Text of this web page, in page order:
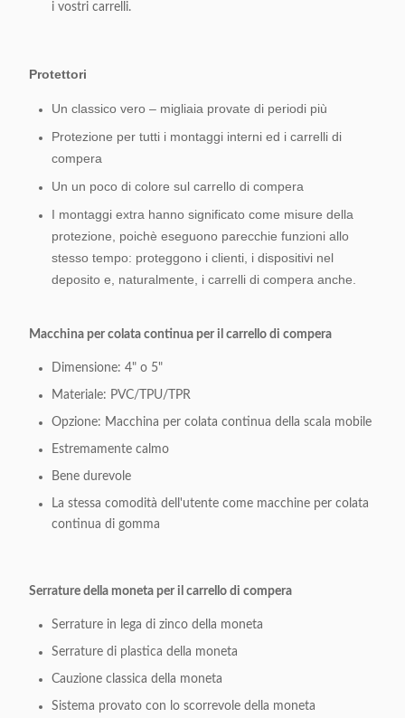
i vostri carrelli.
Protettori
Un classico vero – migliaia provate di periodi più
Protezione per tutti i montaggi interni ed i carrelli di
compera
Un un poco di colore sul carrello di compera
I montaggi extra hanno significato come misure della
protezione, poichè eseguono parecchie funzioni allo
stesso tempo: proteggono i clienti, i dispositivi nel
deposito e, naturalmente, i carrelli di compera anche.
Macchina per colata continua per il carrello di compera
Dimensione: 4" o 5"
Materiale: PVC/TPU/TPR
Opzione: Macchina per colata continua della scala mobile
Estremamente calmo
Bene durevole
La stessa comodità dell'utente come macchine per colata
continua di gomma
Serrature della moneta per il carrello di compera
Serrature in lega di zinco della moneta
Serrature di plastica della moneta
Cauzione classica della moneta
Sistema provato con lo scorrevole della moneta